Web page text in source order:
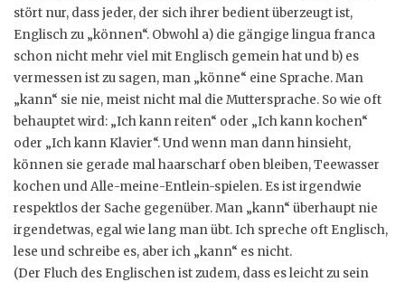
stört nur, dass jeder, der sich ihrer bedient überzeugt ist,
Englisch zu „können“. Obwohl a) die gängige lingua franca
schon nicht mehr viel mit Englisch gemein hat und b) es
vermessen ist zu sagen, man „könne“ eine Sprache. Man
„kann“ sie nie, meist nicht mal die Muttersprache. So wie oft
behauptet wird: „Ich kann reiten“ oder „Ich kann kochen“
oder „Ich kann Klavier“. Und wenn man dann hinsieht,
können sie gerade mal haarscharf oben bleiben, Teewasser
kochen und Alle-meine-Entlein-spielen. Es ist irgendwie
respektlos der Sache gegenüber. Man „kann“ überhaupt nie
irgendetwas, egal wie lang man übt. Ich spreche oft Englisch,
lese und schreibe es, aber ich „kann“ es nicht.
(Der Fluch des Englischen ist zudem, dass es leicht zu sein